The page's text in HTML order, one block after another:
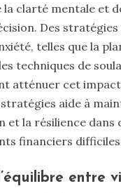
clarté mentale et
Des
telles que la
techniques de
atténuer cet
aide à
et la résilience dans
financiers
entre